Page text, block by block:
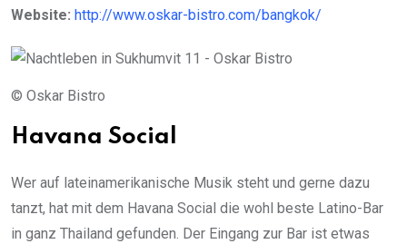
Website: http://www.oskar-bistro.com/bangkok/
© Oskar Bistro
Havana Social
Wer auf lateinamerikanische Musik steht und gerne dazu
tanzt, hat mit dem Havana Social die wohl beste Latino-Bar
in ganz Thailand gefunden. Der Eingang zur Bar ist etwas